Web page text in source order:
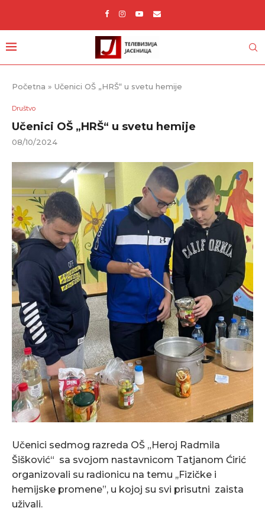
Početna » Učenici OŠ „HRŠ“ u svetu hemije
Društvo
Učenici OŠ „HRŠ“ u svetu hemije
08/10/2024
Učenici sedmog razreda OŠ „Heroj Radmila
Šišković“ sa svojom nastavnicom Tatjanom Ćirić
organizovali su radionicu na temu ,,Fizičke i
hemijske promene”, u kojoj su svi prisutni zaista
uživali.